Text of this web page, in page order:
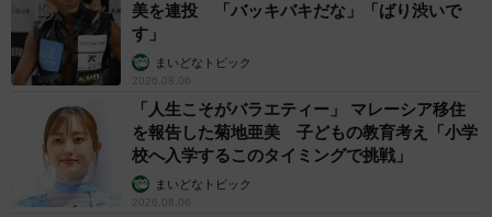
小田
いやー、なかったですね…。声優になるために演劇
を勉強したので（笑）。私、あまり人前で演技するのが好
きじゃなくて。マイクの前の方が自由にリアルに演じられ
ます。俳優と声優を両方されている方もいらっしゃいます
が、私は声優一本ですね。
美を連投 「バッキバキだな」「ばり渋いで
す」
まいどなトピック
2026.08.06
「人生こそがバラエティー」 マレーシア移住
を報告した菊地亜美 子どもの教育考え「小学
校へ入学するこのタイミングで挑戦」
まいどなトピック
2026.08.06